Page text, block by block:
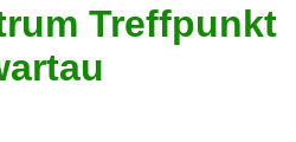
Treffpunkt